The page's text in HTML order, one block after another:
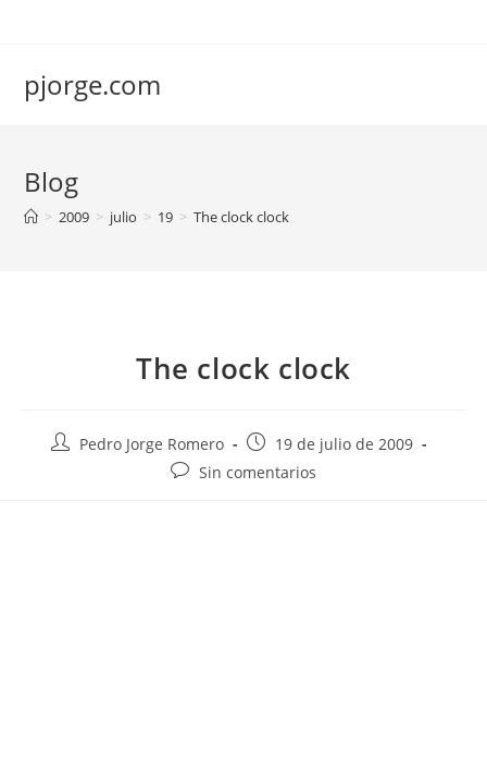
pjorge.com
Blog
> 2009 > julio > 19 > The clock clock
The clock clock
AutorPedro Jorge Romero
Publicación
de
19 de julio de 2009
Comentarios
Sin comentarios